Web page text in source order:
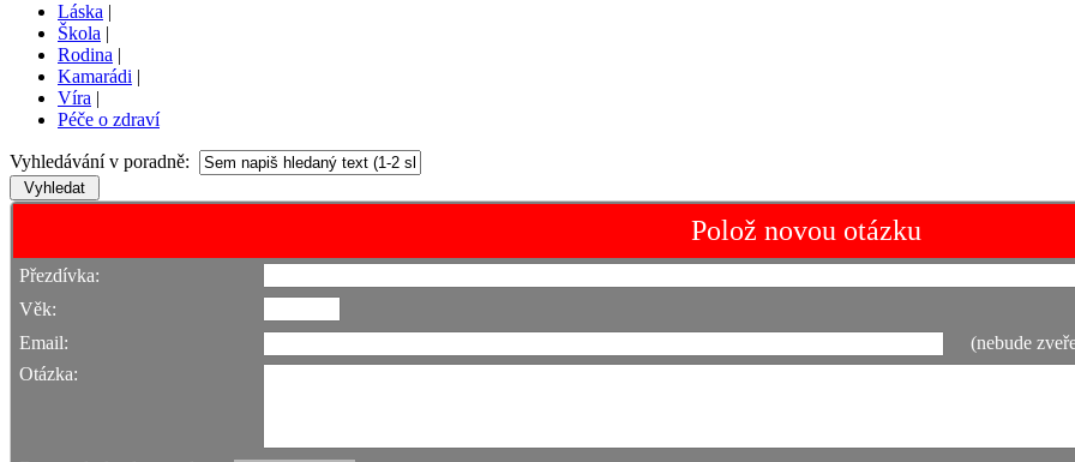
Láska |
Škola |
Rodina |
Kamarádi |
Víra |
Péče o zdraví
Vyhledávání v poradně:
Polož novou otázku
Přezdívka:
Věk:
Email:
(nebude
Otázka: